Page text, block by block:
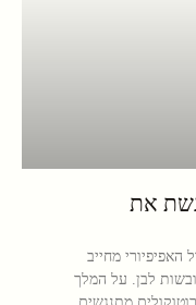
את
מחייב
לבן. על המלך